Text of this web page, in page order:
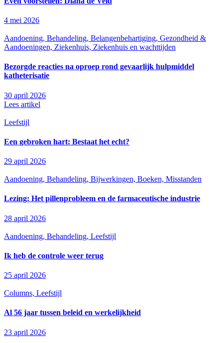
4 mei 2026
Aandoening, Behandeling, Belangenbehartiging, Gezondheid &
Aandoeningen, Ziekenhuis, Ziekenhuis en wachttijden
Bezorgde reacties na oproep rond gevaarlijk hulpmiddel
katheterisatie
30 april 2026
Lees artikel
Leefstijl
Een gebroken hart: Bestaat het echt?
29 april 2026
Aandoening, Behandeling, Bijwerkingen, Boeken, Misstanden
Lezing: Het pillenprobleem en de farmaceutische industrie
28 april 2026
Aandoening, Behandeling, Leefstijl
Ik heb de controle weer terug
25 april 2026
Columns, Leefstijl
Al 56 jaar tussen beleid en werkelijkheid
23 april 2026